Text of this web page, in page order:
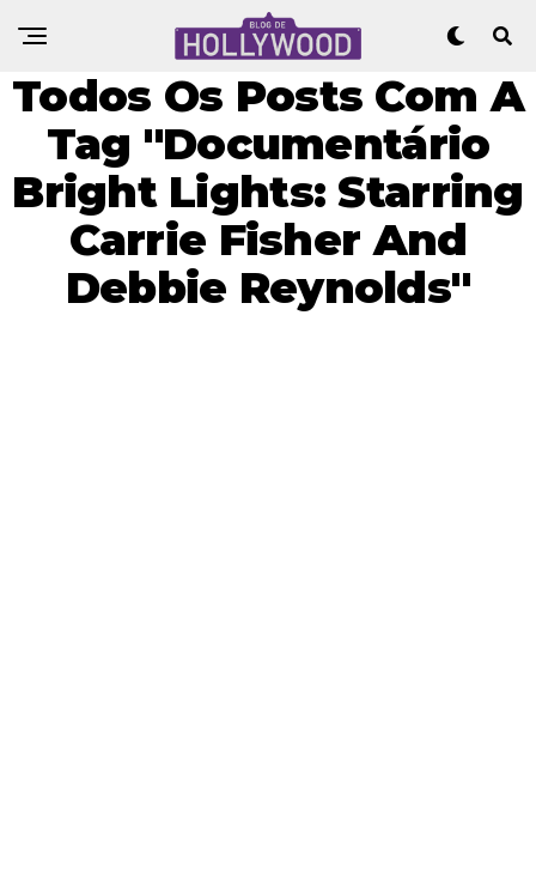
Todos Os Posts Com A
Tag "Documentário
Bright Lights: Starring
Carrie Fisher And
Debbie Reynolds"